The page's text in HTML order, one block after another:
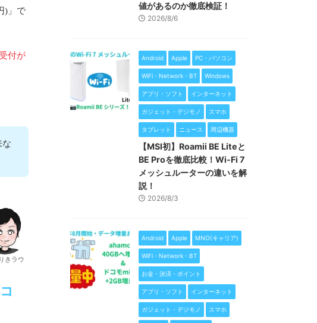
)」で
付が
な
きラウ
値があるのか徹底検証！
2026/8/6
Android Apple PC・パソコン
WiFi・Network・BT Windows
アプリ・ソフト インターネット
ガジェット・デジモノ スマホ
タブレット ニュース 周辺機器
【MSI初】Roamii BE Liteと
BE Proを徹底比較！Wi-Fi 7
メッシュルーターの違いを解
説！
2026/8/3
Android Apple MNO(キャリア)
WiFi・Network・BT
お金・決済・ポイント
アプリ・ソフト インターネット
ガジェット・デジモノ スマホ